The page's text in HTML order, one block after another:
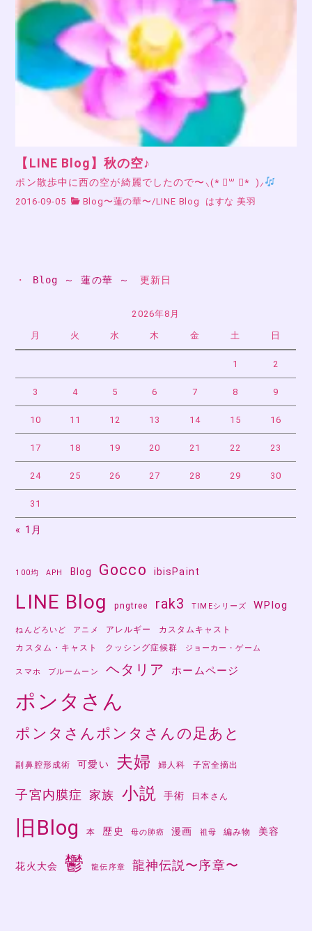
【LINE Blog】秋の空♪
ポン散歩中に西の空が綺麗でしたので〜⸜(* ॑꒳ ॑* )⸝
2016-09-05 Blog〜蓮の華〜 /LINE Blog はすな 美羽
・ Blog ～ 蓮の華 ～ 更新日
2026年8月
月 火 水 木 金 土 日
1 2
3 4 5 6 7 8 9
10 11 12 13 14 15 16
17 18 19 20 21 22 23
24 25 26 27 28 29 30
31
« 1月
100均 APH Blog Gocco ibisPaint
LINE Blog pngtree rak3 TIMEシリーズ WPlog
ねんどろいど アニメ アレルギー
カスタムキャスト
カスタム・キャスト
クッシング症候群 ジョーカー・ゲーム
スマホ ブルームーン ヘタリア ホームページ
ポンタさん
ポンタさんポンタさんの足あと
副鼻腔形成術 可愛い 夫婦 婦人科 子宮全摘出
子宮内膜症 家族 小説 手術 日本さん
旧Blog 本 歴史 母の肺癌 漫画 祖母 編み物 美容
花火大会 鬱 龍伝序章 龍神伝説〜序章〜